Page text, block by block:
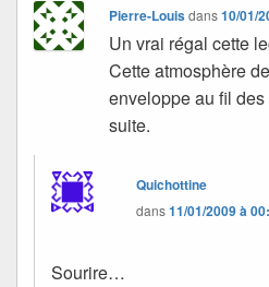
Pierre-Louisdans10/01/
Un vrai régal cette
Cette atmosphère
enveloppe au fil
suite.
Quichottine
dans11/01/2009 à
Sourire…